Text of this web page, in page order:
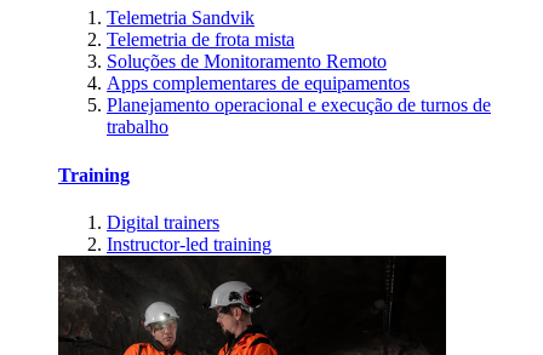
Telemetria Sandvik
Telemetria de frota mista
Soluções de Monitoramento Remoto
Apps complementares de equipamentos
Planejamento operacional e execução de turnos de
trabalho
Training
Digital trainers
Instructor-led training